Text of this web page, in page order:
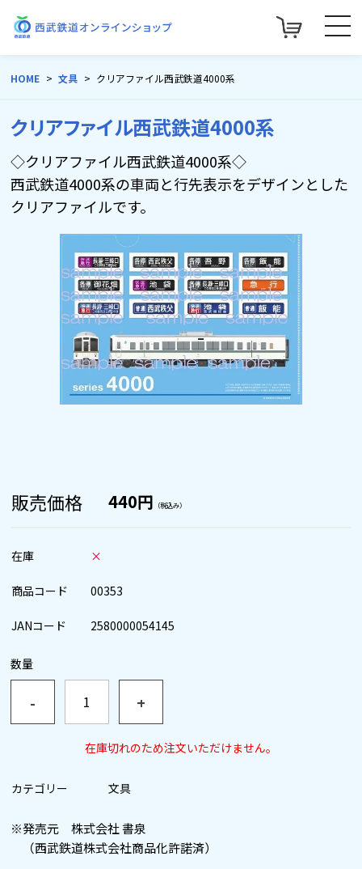
HOME 文具 クリアファイル西武鉄道4000系
クリアファイル西武鉄道4000系
◇クリアファイル西武鉄道4000系◇
西武鉄道4000系の車両と行先表示をデザインとした
クリアファイルです。
販売価格 440円 （税込み）
在庫 ×
商品コード 00353
JANコード 2580000054145
数量
- +
在庫切れのため注文いただけません。
カテゴリー 文具
※発売元 株式会社 書泉
（西武鉄道株式会社商品化許諾済）